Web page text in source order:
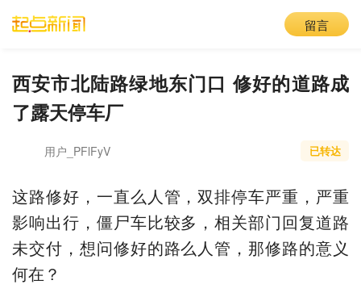
留言
西安市北陆路绿地东门口 修好的道路成
了露天停车厂
用户_PFlFyV 已转达
这路修好，一直么人管，双排停车严重，严重
影响出行，僵尸车比较多，相关部门回复道路
未交付，想问修好的路么人管，那修路的意义
何在？